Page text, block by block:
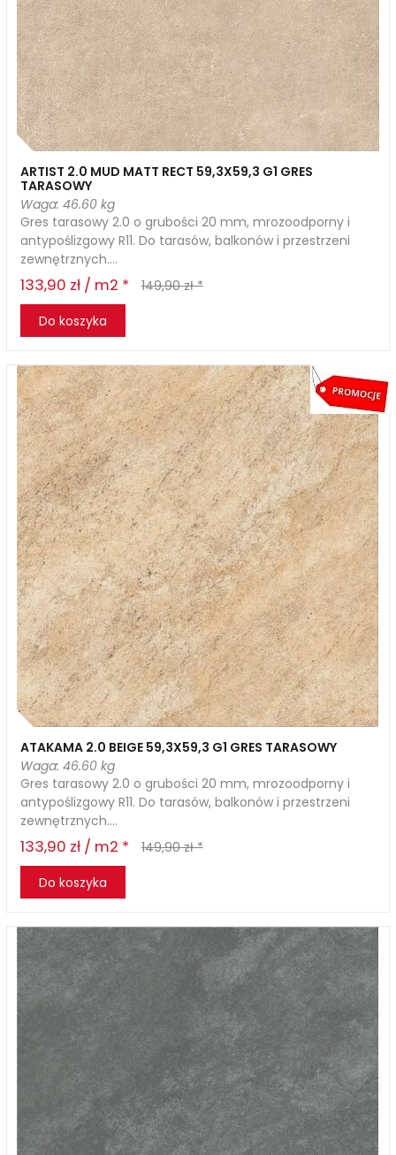
ARTIST 2.0 MUD MATT RECT 59,3X59,3 G1 GRES
TARASOWY
Waga: 46.60 kg
Gres tarasowy 2.0 o grubości 20 mm, mrozoodporny i
antypoślizgowy R11. Do tarasów, balkonów i przestrzeni
zewnętrznych....
133,90 zł / m2 *
149,90 zł *
Do koszyka
ATAKAMA 2.0 BEIGE 59,3X59,3 G1 GRES TARASOWY
Waga: 46.60 kg
Gres tarasowy 2.0 o grubości 20 mm, mrozoodporny i
antypoślizgowy R11. Do tarasów, balkonów i przestrzeni
zewnętrznych....
133,90 zł / m2 *
149,90 zł *
Do koszyka